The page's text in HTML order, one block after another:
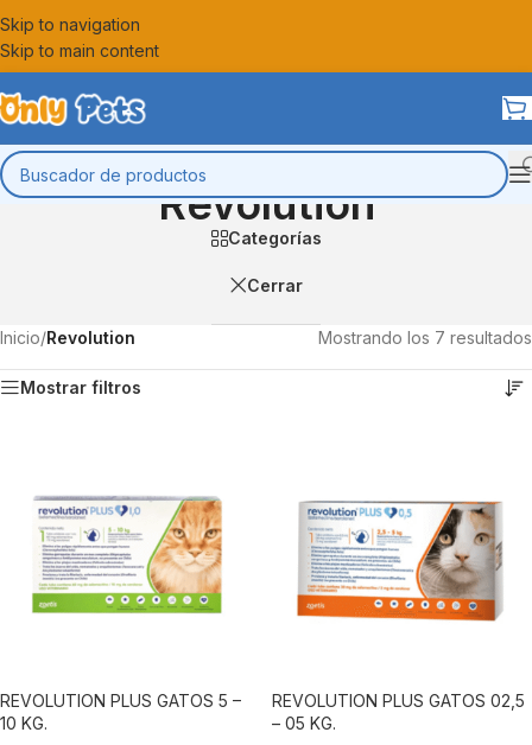
Skip to navigation
Skip to main content
Revolution
Categorías
Cerrar
Inicio/Revolution Mostrando los 7 resultados
Mostrar filtros
REVOLUTION PLUS GATOS 5 –
10 KG.
REVOLUTION PLUS GATOS 02,5
– 05 KG.